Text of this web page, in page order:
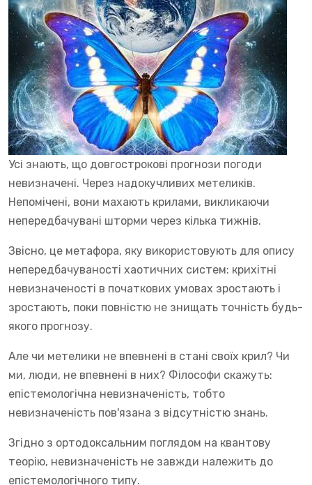
Усі знають, що довгострокові прогнози погоди
невизначені. Через надокучливих метеликів.
Непомічені, вони махають крилами, викликаючи
непередбачувані шторми через кілька тижнів.
Звісно, це метафора, яку використовують для опису
непередбачуваності хаотичних систем: крихітні
невизначеності в початкових умовах зростають і
зростають, поки повністю не знищать точність будь-
якого прогнозу.
Але чи метелики не впевнені в стані своїх крил? Чи
ми, люди, не впевнені в них? Філософи скажуть:
епістемологічна невизначеність, тобто
невизначеність пов'язана з відсутністю знань.
Згідно з ортодоксальним поглядом на квантову
теорію, невизначеність не завжди належить до
епістемологічного типу.